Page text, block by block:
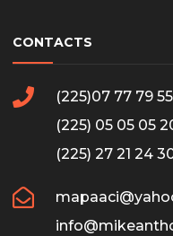
CONTACTS
(225)07 77 79
(225) 05 05 05
(225) 27 21 24